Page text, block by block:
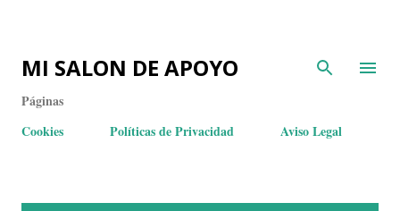
MI SALON DE APOYO
Páginas
Cookies
Políticas de Privacidad Aviso Legal